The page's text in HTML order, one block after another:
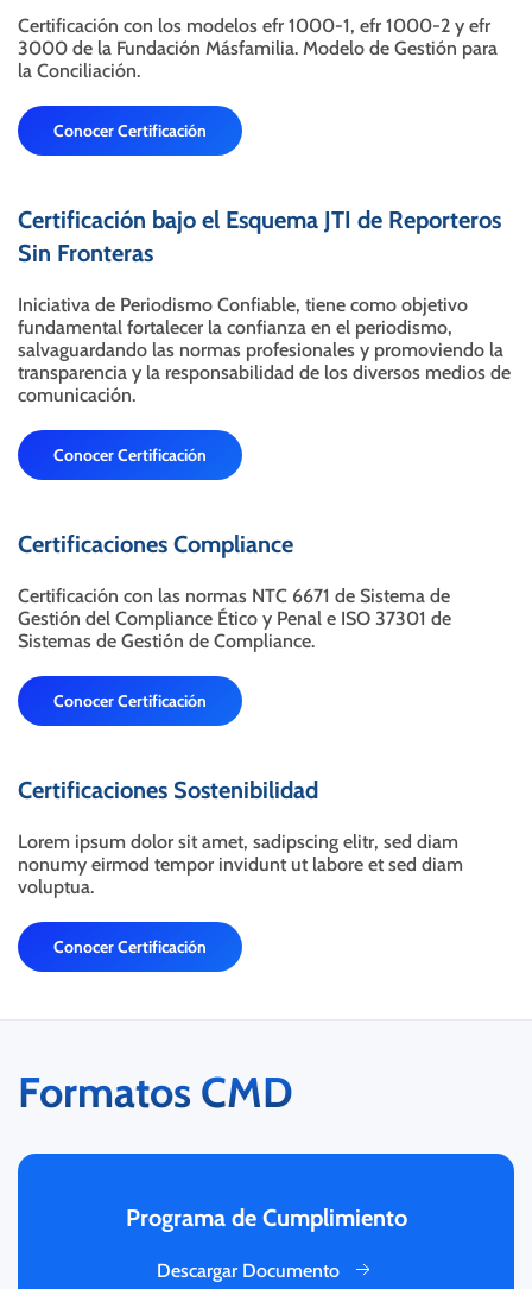
Certificación con los modelos efr 1000-1, efr 1000-2 y efr
3000 de la Fundación Másfamilia. Modelo de Gestión para
la Conciliación.
Conocer Certificación
Certificación bajo el Esquema JTI de Reporteros
Sin Fronteras
Iniciativa de Periodismo Confiable, tiene como objetivo
fundamental fortalecer la confianza en el periodismo,
salvaguardando las normas profesionales y promoviendo la
transparencia y la responsabilidad de los diversos medios de
comunicación.
Conocer Certificación
Certificaciones Compliance
Certificación con las normas NTC 6671 de Sistema de
Gestión del Compliance Ético y Penal e ISO 37301 de
Sistemas de Gestión de Compliance.
Conocer Certificación
Certificaciones Sostenibilidad
Lorem ipsum dolor sit amet, sadipscing elitr, sed diam
nonumy eirmod tempor invidunt ut labore et sed diam
voluptua.
Conocer Certificación
Formatos CMD
Programa de Cumplimiento
Descargar Documento